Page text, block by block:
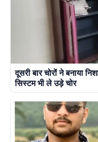
दूसरी बार चोरों ने बनाया
सिस्टम भी ले उड़े चोर